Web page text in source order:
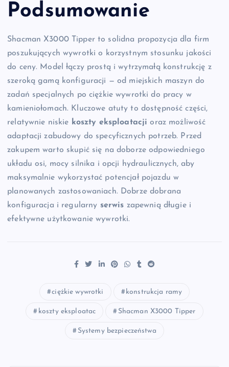
Podsumowanie
Shacman X3000 Tipper to solidna propozycja dla firm
poszukujących wywrotki o korzystnym stosunku jakości
do ceny. Model łączy prostą i wytrzymałą konstrukcję z
szeroką gamą konfiguracji — od miejskich maszyn do
zadań specjalnych po ciężkie wywrotki do pracy w
kamieniołomach. Kluczowe atuty to dostępność części,
relatywnie niskie koszty eksploatacji oraz możliwość
adaptacji zabudowy do specyficznych potrzeb. Przed
zakupem warto skupić się na doborze odpowiedniego
układu osi, mocy silnika i opcji hydraulicznych, aby
maksymalnie wykorzystać potencjał pojazdu w
planowanych zastosowaniach. Dobrze dobrana
konfiguracja i regularny serwis zapewnią długie i
efektywne użytkowanie wywrotki.
ciężkie wywrotki konstrukcja ramy
koszty eksploatac Shacman X3000 Tipper
Systemy bezpieczeństwa